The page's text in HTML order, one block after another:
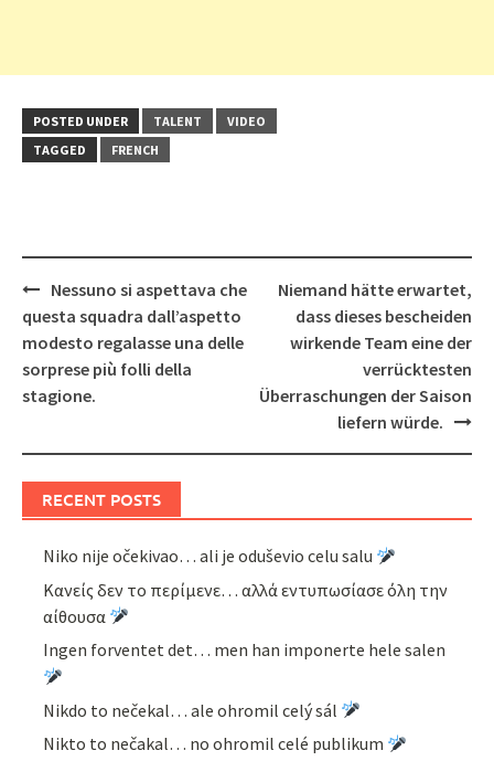
POSTED UNDER TALENT
VIDEO
TAGGED
FRENCH
Post
navigation
Nessuno si aspettava che
questa squadra dall’aspetto
modesto regalasse una delle
sorprese più folli della
stagione.
Niemand hätte erwartet,
dass dieses bescheiden
wirkende Team eine der
verrücktesten
Überraschungen der Saison
liefern würde.
RECENT POSTS
Niko nije očekivao… ali je oduševio celu salu
Κανείς δεν το περίμενε… αλλά εντυπωσίασε όλη την
αίθουσα
Ingen forventet det… men han imponerte hele salen
Nikdo to nečekal… ale ohromil celý sál
Nikto to nečakal… no ohromil celé publikum